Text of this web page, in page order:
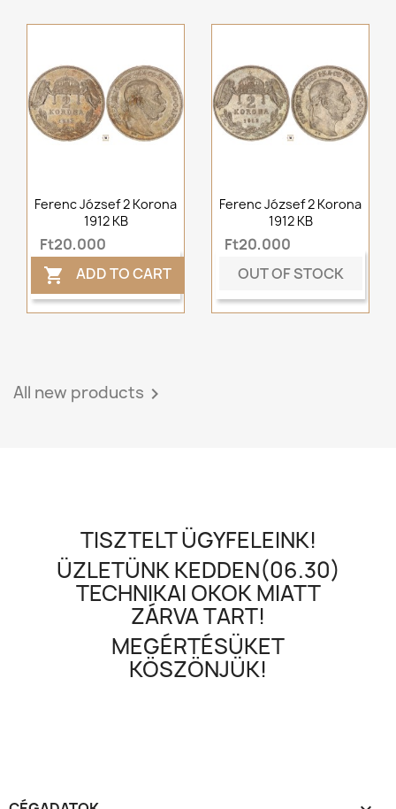
Ferenc József 2 Korona
1912 KB
Ft20,000
 ADD TO CART
Ferenc József 2 Korona
1912 KB
Ft20,000
OUT OF STOCK
All new products 
TISZTELT ÜGYFELEINK!
ÜZLETÜNK KEDDEN(06.30)
TECHNIKAI OKOK MIATT
ZÁRVA TART!
MEGÉRTÉSÜKET
KÖSZÖNJÜK!